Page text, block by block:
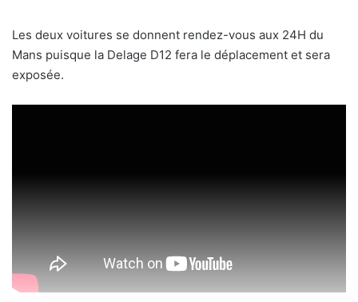
Les deux voitures se donnent rendez-vous aux 24H du
Mans puisque la Delage D12 fera le déplacement et sera
exposée.